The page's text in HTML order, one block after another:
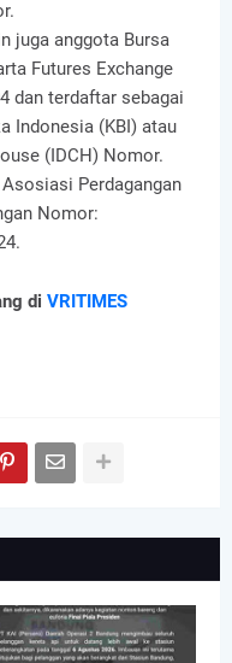
juga anggota Bursa
Futures Exchange
dan terdaftar sebagai
Indonesia (KBI) atau
(IDCH) Nomor.
Perdagangan
Nomor:
di VRITIMES